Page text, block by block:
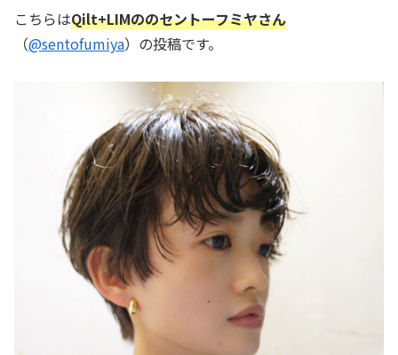
こちらはQilt+LIMののセントーフミヤさん
（@sentofumiya）の投稿です。